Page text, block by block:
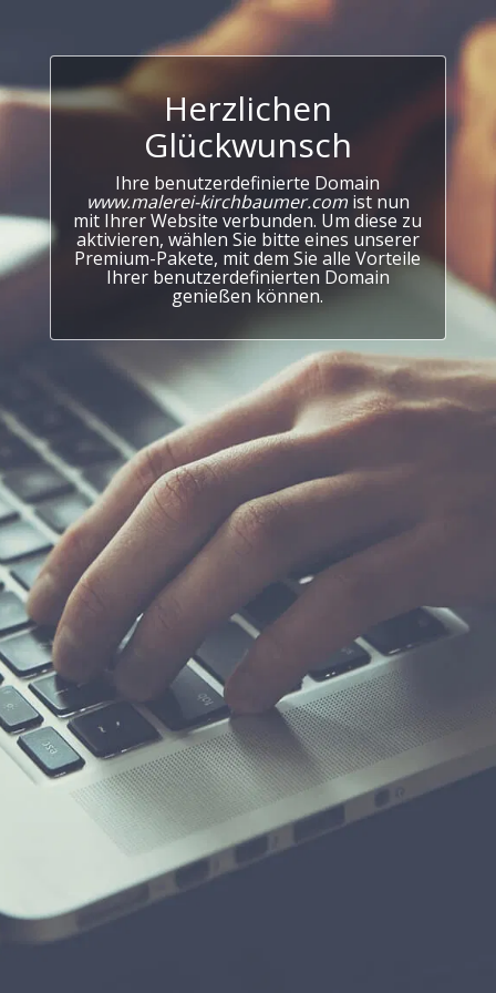
Herzlichen
Glückwunsch
Ihre benutzerdefinierte Domain
www.malerei-kirchbaumer.comist nun
mit Ihrer Website verbunden. Um diese zu
aktivieren, wählen Sie bitte eines unserer
Premium-Pakete, mit dem Sie alle Vorteile
Ihrer benutzerdefinierten Domain
genießen können.